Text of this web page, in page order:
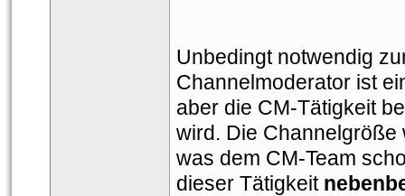
Unbedingt notwendig
Channelmoderator ist
aber die CM-Tätigkeit
wird. Die
was dem CM-Team
dieser Tätigkeit